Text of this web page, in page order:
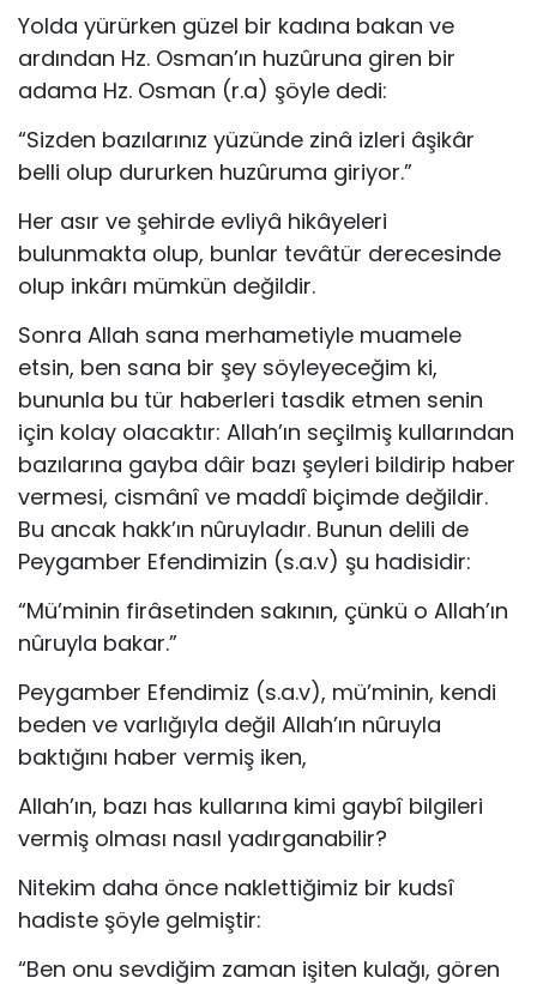
Yolda yürürken güzel bir kadına bakan ve
ardından Hz. Osman’ın huzûruna giren bir
adama Hz. Osman (r.a) şöyle dedi:
“Sizden bazılarınız yüzünde zinâ izleri âşikâr
belli olup du­rurken huzûruma giriyor.”
Her asır ve şehirde evliyâ hikâyeleri
bulunmakta olup, bunlar tevâtür derecesinde
olup inkârı mümkün değildir.
Sonra Allah sana merhametiyle muamele
etsin, ben sana bir şey söyleyeceğim ki,
bununla bu tür haberleri tasdik etmen senin
için kolay olacaktır: Allah’ın seçilmiş kullarından
bazıla­rına gayba dâir bazı şeyleri bildirip haber
vermesi, cismânî ve maddî biçimde değildir.
Bu ancak hakk’ın nûruyladır. Bunun delili de
Peygamber Efendimizin (s.a.v) şu hadisidir:
“Mü’minin firâsetinden sakının, çünkü o Allah’ın
nûruyla bakar.”
Peygamber Efendimiz (s.a.v), mü’minin, kendi
beden ve varlığıyla değil Allah’ın nûruyla
baktığını haber vermiş iken,
Allah’ın, bazı has kullarına kimi gaybî bilgileri
vermiş olması nasıl yadırganabilir?
Nitekim daha önce naklettiğimiz bir kudsî
hadiste şöyle gelmiştir:
“Ben onu sevdiğim zaman işiten kulağı, gören